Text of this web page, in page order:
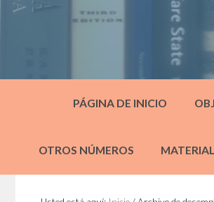
PÁGINA DE INICIO
OTROS NÚMEROS